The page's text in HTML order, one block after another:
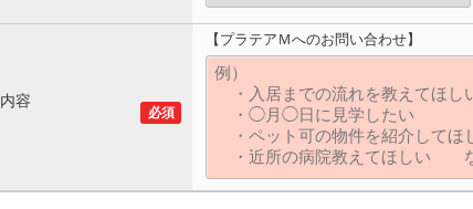
必須
内容
【プラテアＭへのお問い合わせ】